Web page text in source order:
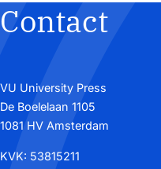
Contact
VU University Press
De Boelelaan 1105
1081 HV Amsterdam
KVK: 53815211